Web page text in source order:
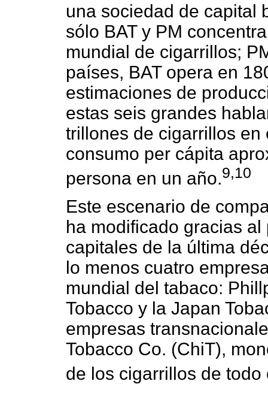
una sociedad de capital
sólo BAT y PM
mundial de cigarrillos;
países, BAT opera en
estimaciones de
estas seis grandes
trillones de cigarrillos
consumo per cápita
persona en un año.9,10
Este escenario de
ha modificado gracias
capitales de la última
lo menos cuatro
mundial del tabaco:
Tobacco y la Japan
empresas
Tobacco Co. (ChiT),
de los cigarrillos de todo